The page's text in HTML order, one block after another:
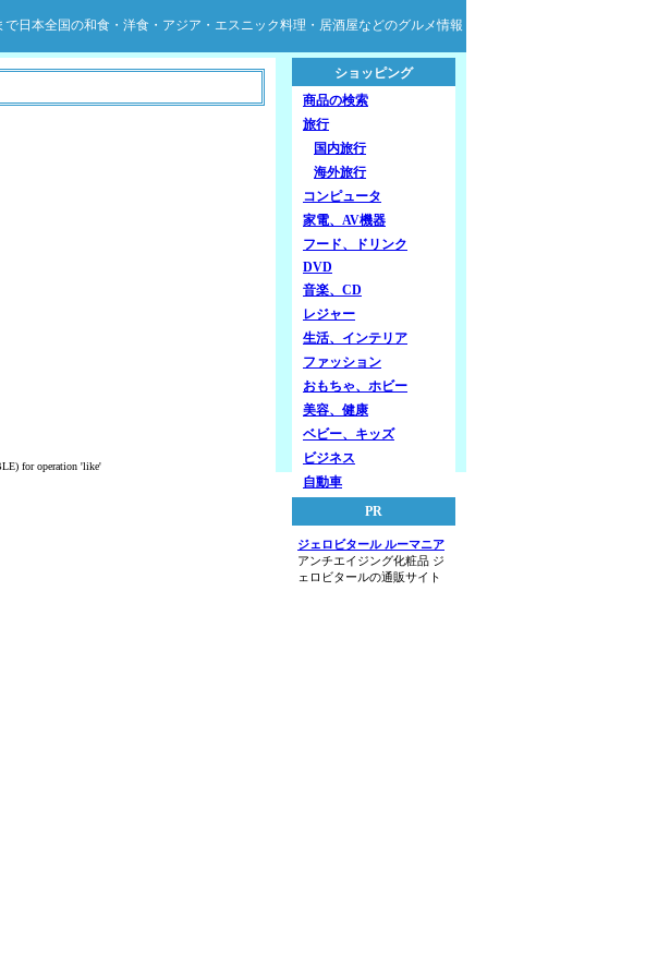
で日本全国の和食・洋食・アジア・エスニック料理・居酒屋などのグルメ情報
ショッピング
商品の検索
旅行
国内旅行
海外旅行
コンピュータ
家電、AV機器
フード、ドリンク
DVD
音楽、CD
レジャー
生活、インテリア
ファッション
おもちゃ、ホビー
美容、健康
ベビー、キッズ
ビジネス
自動車
PR
ジェロビタール ルーマニア
アンチエイジング化粧品 ジ
ェロビタールの通販サイト
for operation 'like'